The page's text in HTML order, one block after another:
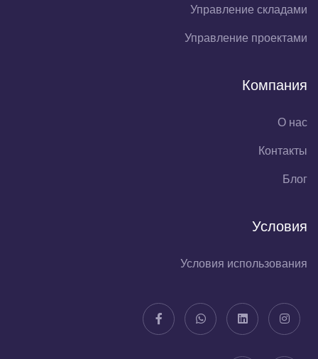
Управление складами
Управление проектами
Компания
О нас
Контакты
Блог
Условия
Условия использования